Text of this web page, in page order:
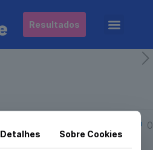
Resultados
0
Detalhes Sobre Cookies